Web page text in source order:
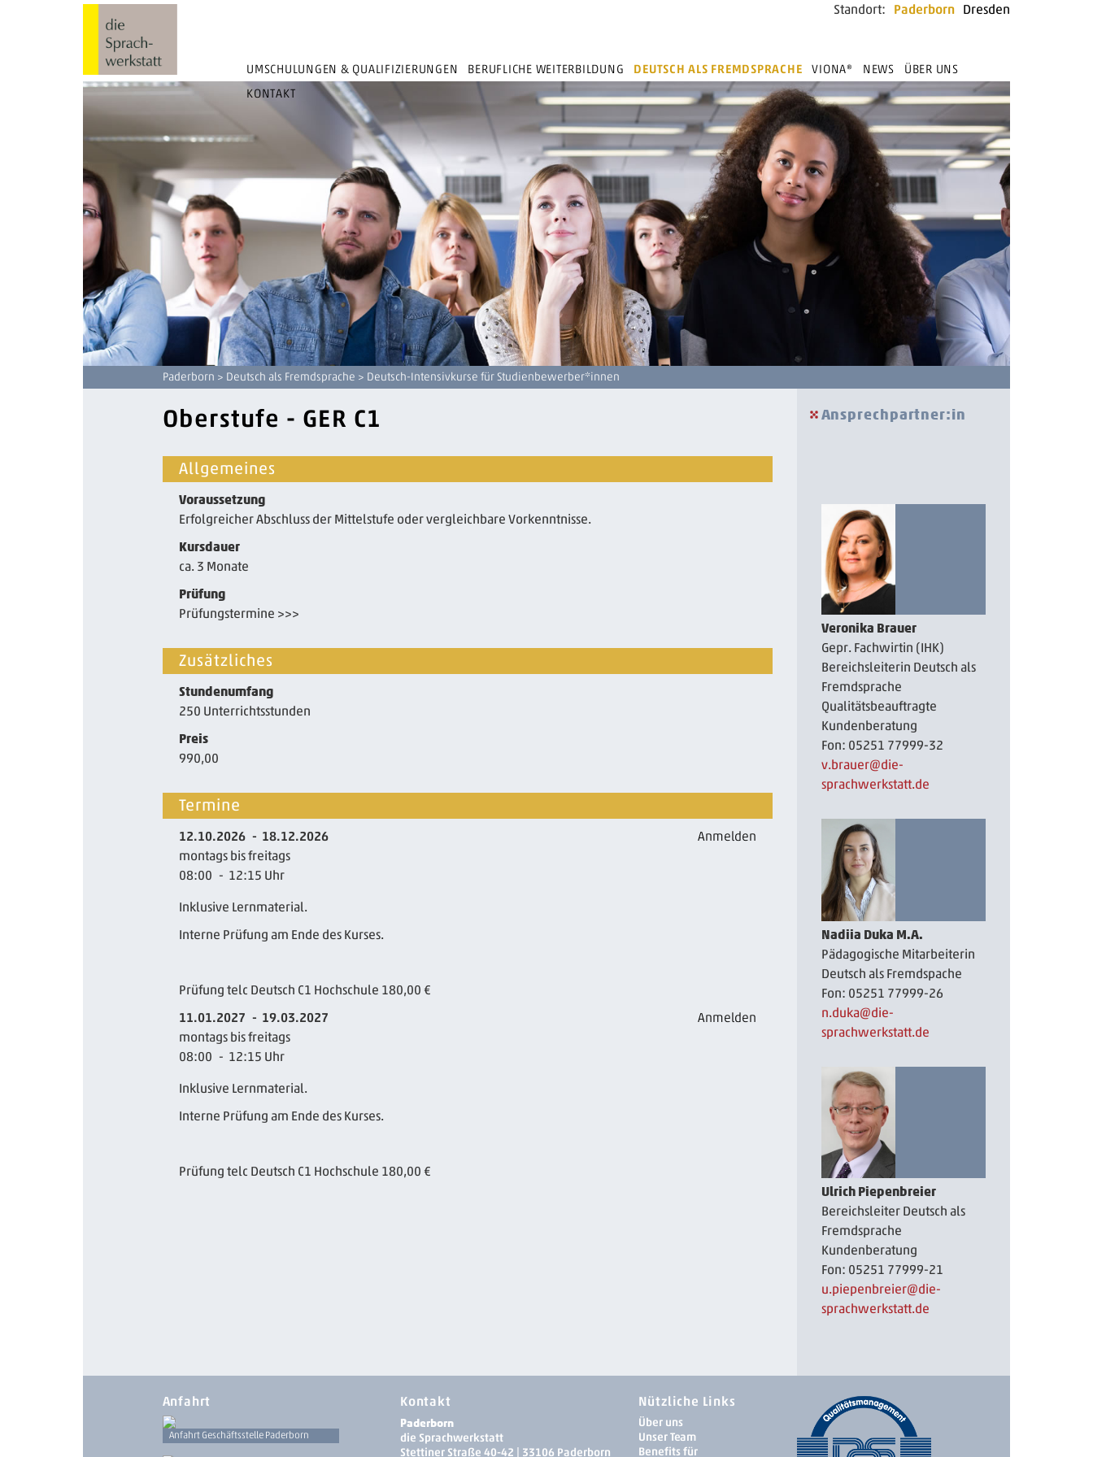
UMSCHULUNGEN & QUALIFIZIERUNGEN BERUFLICHE WEITERBILDUNG DEUTSCH ALS FREMDSPRACHE VIONA® NEWS
ÜBER UNS
KONTAKT
Standort: Paderborn Dresden
Paderborn > Deutsch als Fremdsprache > Deutsch-Intensivkurse für Studienbewerber*innen
Oberstufe - GER C1
Allgemeines
Voraussetzung
Erfolgreicher Abschluss der Mittelstufe oder vergleichbare Vorkenntnisse.
Kursdauer
ca. 3 Monate
Prüfung
Prüfungstermine >>>
Zusätzliches
Stundenumfang
250 Unterrichtsstunden
Preis
990,00
Termine
12.10.2026 18.12.2026
Anmelden
montags bis freitags
08:00
12:15 Uhr
Inklusive Lernmaterial.
Interne Prüfung am Ende des Kurses.
Prüfung telc Deutsch C1 Hochschule 180,00 €
11.01.2027
19.03.2027
Anmelden
montags bis freitags
08:00
12:15 Uhr
Inklusive Lernmaterial.
Interne Prüfung am Ende des Kurses.
Prüfung telc Deutsch C1 Hochschule 180,00 €
Ansprechpartner:in
Veronika Brauer
Gepr. Fachwirtin (IHK)
Bereichsleiterin Deutsch als
Fremdsprache
Qualitätsbeauftragte
Kundenberatung
Fon: 05251 77999-32
v.brauer@die-
sprachwerkstatt.de
Nadiia Duka M.A.
Pädagogische Mitarbeiterin
Deutsch als Fremdspache
Fon: 05251 77999-26
n.duka@die-
sprachwerkstatt.de
Ulrich Piepenbreier
Bereichsleiter Deutsch als
Fremdsprache
Kundenberatung
Fon: 05251 77999-21
u.piepenbreier@die-
sprachwerkstatt.de
Anfahrt
Anfahrt Geschäftsstelle Paderborn
Kontakt
Paderborn
die Sprachwerkstatt
Stettiner Straße 40-42 | 33106 Paderborn
Nützliche Links
Über uns
Unser Team
Benefits für